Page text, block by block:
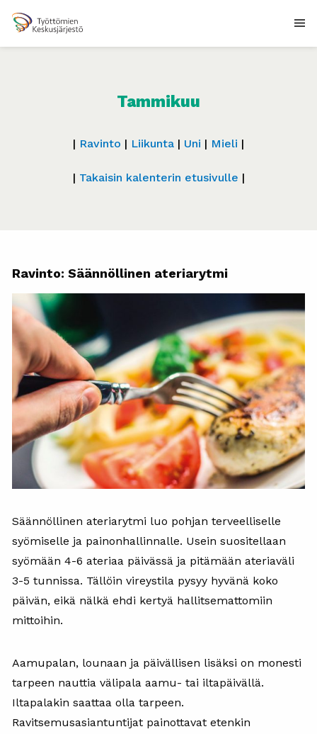
Tammikuu
| Ravinto | Liikunta | Uni | Mieli |
| Takaisin kalenterin etusivulle |
Ravinto: Säännöllinen ateriarytmi
Säännöllinen ateriarytmi luo pohjan terveelliselle
syömiselle ja painonhallinnalle. Usein suositellaan
syömään 4-6 ateriaa päivässä ja pitämään ateriaväli
3-5 tunnissa. Tällöin vireystila pysyy hyvänä koko
päivän, eikä nälkä ehdi kertyä hallitsemattomiin
mittoihin.
Aamupalan, lounaan ja päivällisen lisäksi on monesti
tarpeen nauttia välipala aamu- tai iltapäivällä.
Iltapalakin saattaa olla tarpeen.
Ravitsemusasiantuntijat painottavat etenkin